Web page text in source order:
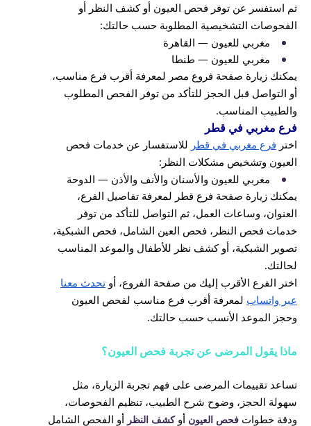
ثم استفسر عن توفر فحص العيون أو كشف النظر أو
الفحوصات التشخيصية المطلوبة حسب حالتك:
مغربي للعيون — القاهرة
مغربي للعيون — طنطا
يمكنك زيارة صفحة فروع مصر لمعرفة أقرب فرع مناسب،
أو التواصل قبل الحجز للتأكد من توفر الفحص المطلوب
والطبيب المناسب.
فرع مغربي في قطر
اختر فرع مغربي في قطر للاستفسار عن خدمات فحص
العيون وتشخيص مشكلات النظر:
مغربي للعيون والأسنان والأنف والأذن — الدوحة
يمكنك زيارة صفحة فرع قطر لمعرفة تفاصيل الفرع،
العنوان، وساعات العمل، ثم التواصل للتأكد من توفر
خدمات فحص النظر، فحص العين الشامل، فحص الشبكية،
تصوير الشبكية، أو كشف نظر للأطفال والموعد المناسب
لحالتك.
اختر الفرع الأقرب إليك من صفحة الفروع، أو تحدث معنا
عبر واتساب لمعرفة أقرب فرع مناسب لفحص العيون
وحجز الموعد الأنسب حسب حالتك.
ماذا يقول المرضى عن تجربة فحص العيون؟
تساعد تقييمات المرضى على فهم تجربة الزيارة، مثل
سهولة الحجز، وضوح شرح الطبيب، تنظيم الفحوصات،
ودقة خطوات فحص العيون أوكشف النظر أو الفحص الشامل